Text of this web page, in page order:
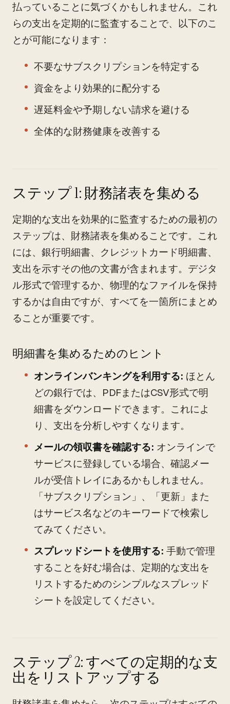
払っていることに気づくかもしれません。これ
らの支出を定期的に監査することで、以下のこ
とが可能になります：
不要なサブスクリプションを特定する
資金をより効果的に配分する
遅延料金や予期しない請求を避ける
全体的な財務健康を改善する
ステップ 1: 財務諸表を集める
定期的な支出を効果的に監査するための最初の
ステップは、財務諸表を集めることです。これ
には、銀行明細書、クレジットカード明細書、
支出を示すその他の文書が含まれます。デジタ
ル形式で管理するか、物理的なファイルを保持
するかは自由ですが、すべてを一箇所にまとめ
ることが重要です。
明細書を集めるためのヒント
オンラインバンキングを利用する: ほとん
どの銀行では、PDFまたはCSV形式で明
細書をダウンロードできます。これによ
り、支出を分析しやすくなります。
メールの領収書を確認する: オンラインで
サービスに登録している場合、確認メー
ルが受信トレイにあるかもしれません。
「サブスクリプション」、「更新」また
はサービス名などのキーワードで検索し
てみてください。
スプレッドシートを使用する: 手動で管理
することを好む場合は、定期的な支出を
リストするためのシンプルなスプレッド
シートを設定してください。
ステップ 2: すべての定期的な支
出をリストアップする